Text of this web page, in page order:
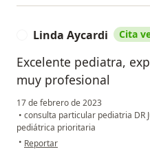
Linda Aycardi Cita
Excelente pediatra,
muy profesional
17 de febrero de 2023
• consulta particular pediatria DR
pediátrica prioritaria
• en opinión del usuario Linda
Reportar